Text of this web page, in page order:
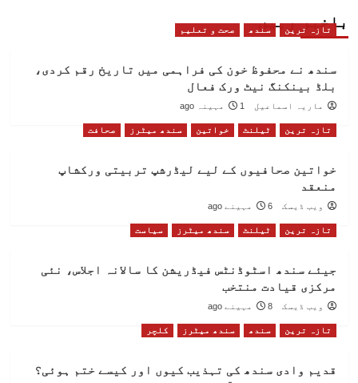
باخبر رہیں
تازہ ترین سندھ صحت و تعلیم
سندھ نے محفوظ خون کی فراہمی میں تاریخ رقم کردی،
بلڈ بینکنگ نیٹ ورک فعال
ماریہ اسماعیل 1 مہینہ ago
تازہ ترین ٹیلنٹ خواتین سندھ میٹرز صحافت
خواتین صحافیوں کے لیے لیڈرشپ تربیتی ورکشاپ
منعقد
ویب ڈیسک 6 مہینے ago
تازہ ترین ٹیلنٹ سندھ میٹرز سیاست
جیئے سندھ اسٹوڈنٹس فیڈریشن کا سالانہ اجلاس، نئی
مرکزی قیادت منتخب
ویب ڈیسک 8 مہینے ago
تازہ ترین سندھ سندھ میٹرز کلچر
قدیم وادی سندھ کی تہذیب کیوں اور کیسے ختم ہوئی؟